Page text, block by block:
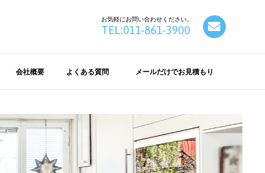
お気軽にお問い合わせください。
TEL:011-861-3900
会社概要 よくある質問 メールだけでお見積もり